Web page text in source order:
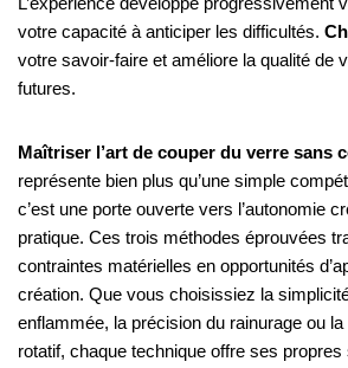
votre capacité à anticiper les difficultés.
votre savoir-faire et améliore la qualité de
futures.
Maîtriser l’art de couper du verre sans
représente bien plus qu’une simple
c’est une porte ouverte vers l’autonomie
pratique. Ces trois méthodes éprouvées
contraintes matérielles en opportunités
création. Que vous choisissiez la
enflammée, la précision du rainurage ou la
rotatif, chaque technique offre ses